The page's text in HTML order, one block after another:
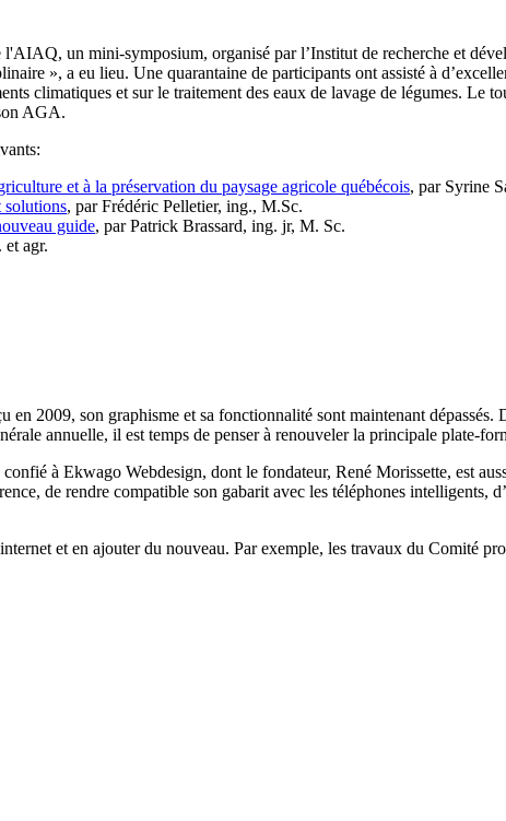
un mini-symposium, organisé par l’Institut de recherche et
», a eu lieu. Une quarantaine de participants ont assisté à
climatiques et sur le traitement des eaux de lavage de légumes.
AGA.
et à la préservation du paysage agricole québécois, par Syrine
solutions, par Frédéric Pelletier, ing., M.Sc.
guide, par Patrick Brassard, ing. jr, M. Sc.
et agr.
2009, son graphisme et sa fonctionnalité sont maintenant
annuelle, il est temps de penser à renouveler la principale plate-
à Ekwago Webdesign, dont le fondateur, René Morissette, est
de rendre compatible son gabarit avec les téléphones intelligents,
et en ajouter du nouveau. Par exemple, les travaux du Comité